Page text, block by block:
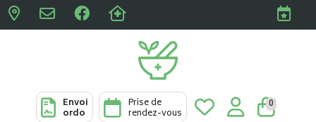
Pharmacies Clabots &
Envoi
ordo
Prise de
rendez-vous
0